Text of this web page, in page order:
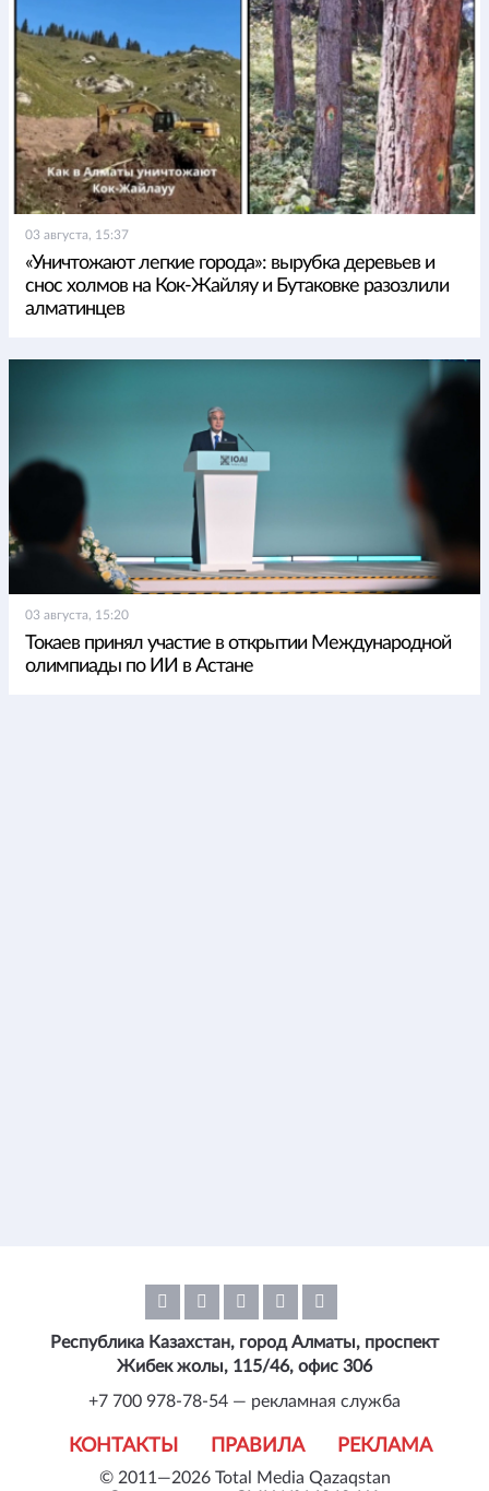
03 августа, 15:37
«Уничтожают легкие города»: вырубка деревьев и
снос холмов на Кок-Жайляу и Бутаковке разозлили
алматинцев
03 августа, 15:20
Токаев принял участие в открытии Международной
олимпиады по ИИ в Астане
© 2011—2026 Total Media Qazaqstan
КОНТАКТЫ ПРАВИЛА РЕКЛАМА
Республика Казахстан, город Алматы, проспект
Жибек жолы, 115/46, офис 306
+7 700 978-78-54 — рекламная служба